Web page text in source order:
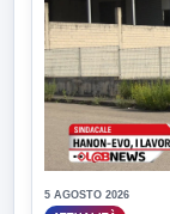
5 AGOSTO 2026